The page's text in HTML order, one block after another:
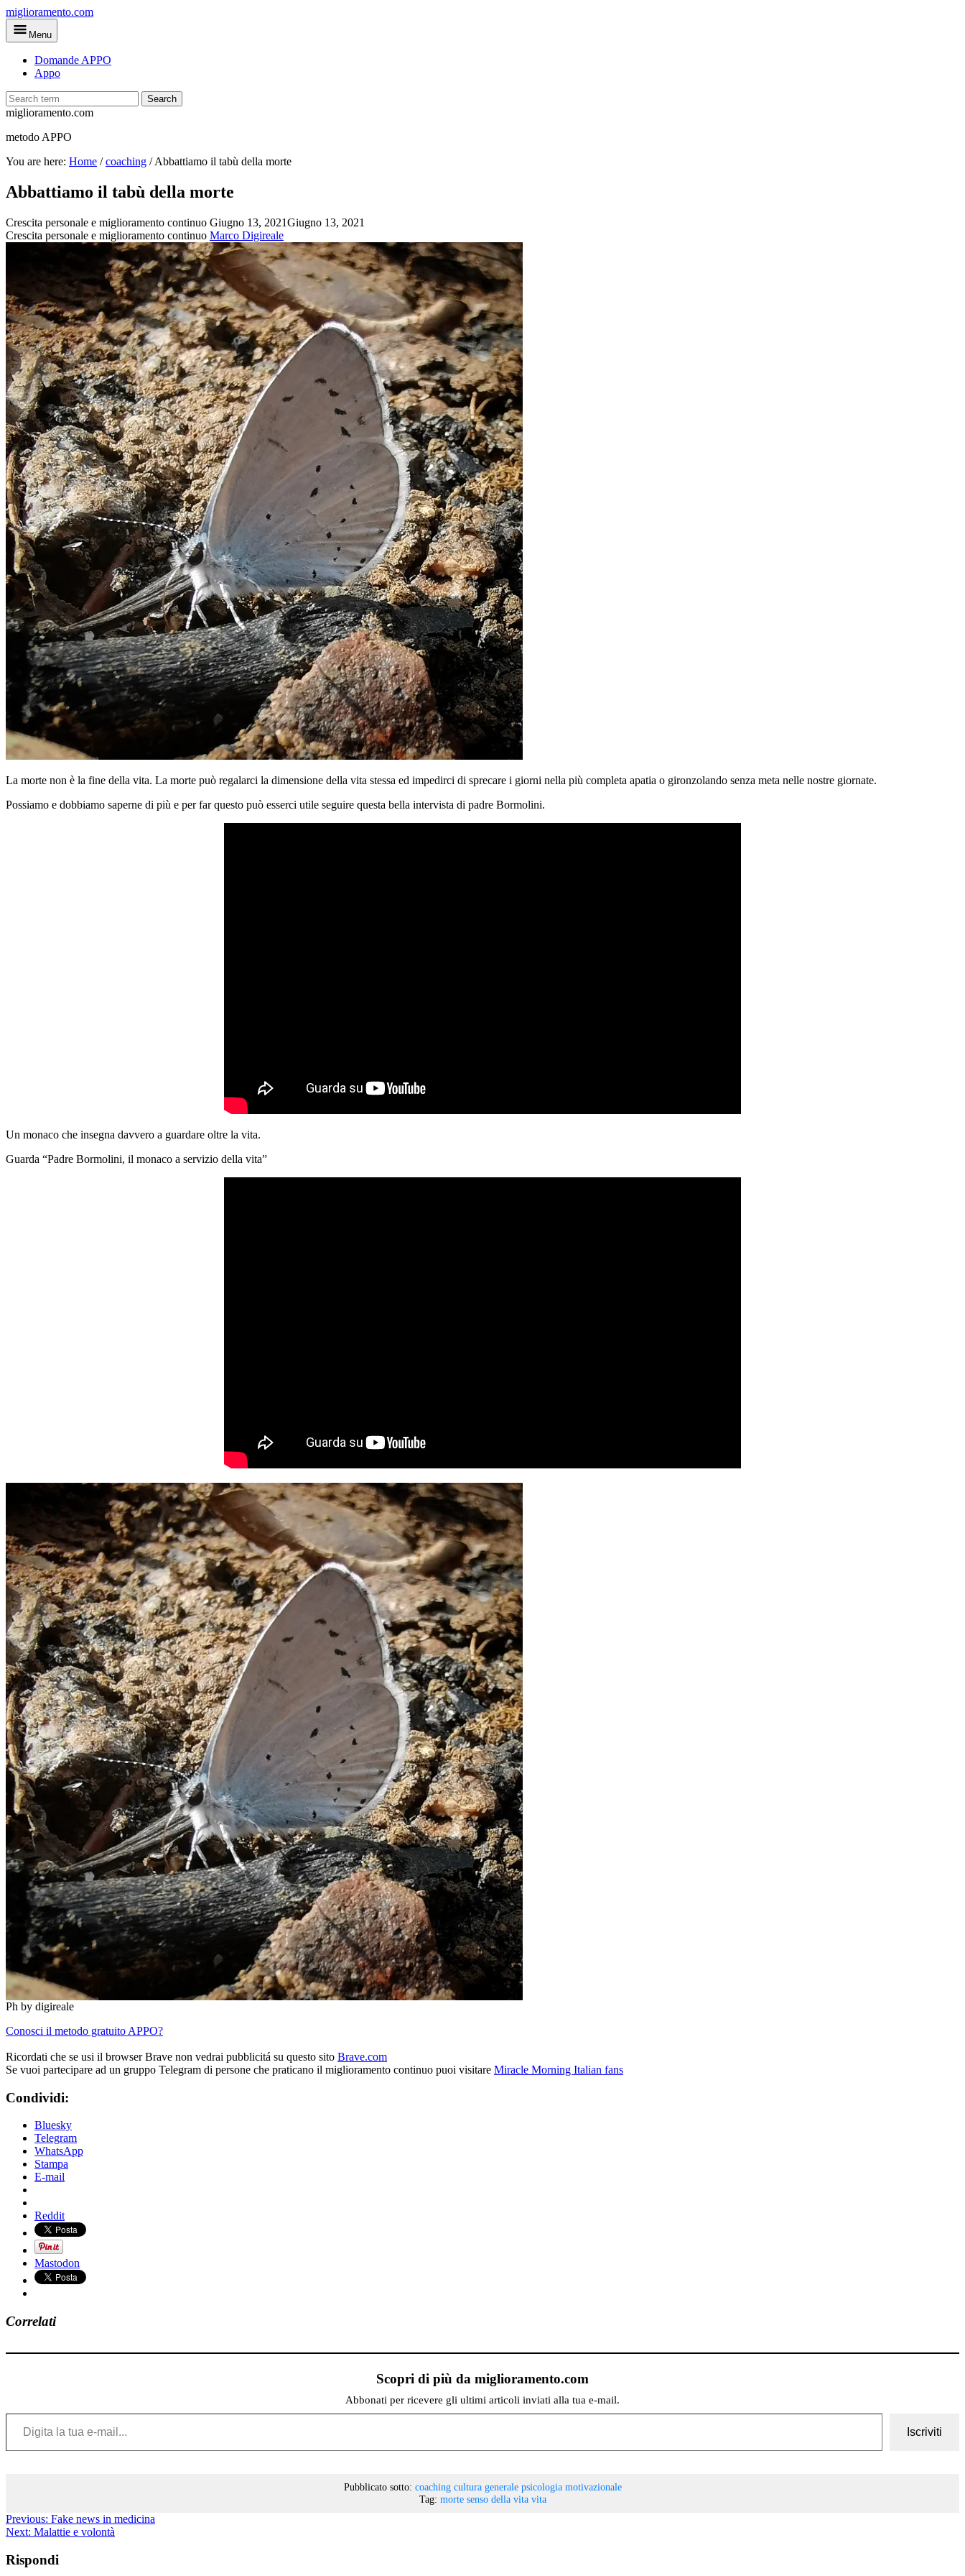
Skip
to
main
miglioramento.com
Menu
Domande APPO
Appo
Search
miglioramento.com
metodo APPO
You are here: Home /coaching /Abbattiamo il tabù della morte
Abbattiamo il tabù della morte
Crescita personale e miglioramento continuo Giugno 13, 2021Giugno 13, 2021
Crescita personale e miglioramento continuo Marco Digireale
La morte non è la fine della vita. La morte può regalarci la dimensione della vita stessa ed impedirci di sprecare i giorni nella più completa apatia o gironzolando senza meta nelle nostre giornate.
Possiamo e dobbiamo saperne di più e per far questo può esserci utile seguire questa bella intervista di padre Bormolini.
Un monaco che insegna davvero a guardare oltre la vita.
Guarda “Padre Bormolini, il monaco a servizio della vita”
Ph by digireale
Conosci il metodo gratuito APPO?
Ricordati che se usi il browser Brave non vedrai pubblicitá su questo sito Brave.com
Se vuoi partecipare ad un gruppo Telegram di persone che praticano il miglioramento continuo puoi visitare Miracle Morning Italian fans
Condividi:
Bluesky
Telegram
WhatsApp
Stampa
E-mail
Reddit
Mastodon
Correlati
Scopri di più da miglioramento.com
Abbonati per ricevere gli ultimi articoli inviati alla tua e-mail.
Digita la tua e-mail...
Iscriviti
Pubblicato sotto: coaching cultura generale psicologia motivazionale
Tag: morte senso della vita vita
Previous: Fake news in medicina
Next: Malattie e volontà
Rispondi